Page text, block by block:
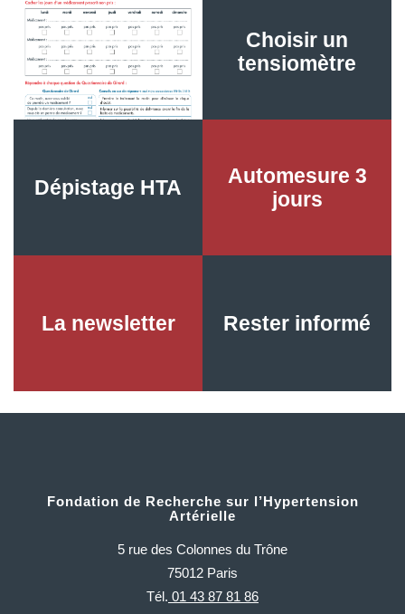
Observance
Choisir un
tensiomètre
Dépistage HTA
Automesure 3
jours
La newsletter Rester informé
Fondation de Recherche sur l’Hypertension
Artérielle
5 rue des Colonnes du Trône
75012 Paris
Tél. 01 43 87 81 86